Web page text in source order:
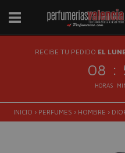
RECIBE TU PEDIDO EL
08 :
HORAS
INICIO › PERFUMES › HOMBRE ›